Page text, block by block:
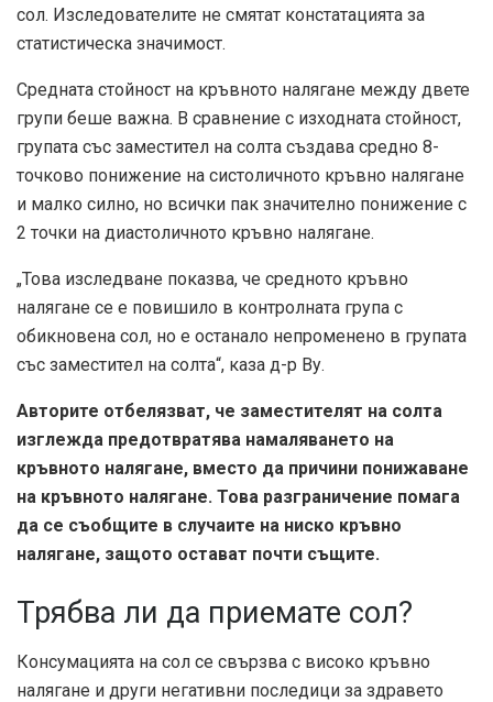
сол. Изследователите не смятат констатацията за
статистическа значимост.
Средната стойност на кръвното налягане между двете
групи беше важна. В сравнение с изходната стойност,
групата със заместител на солта създава средно 8-
точково понижение на систоличното кръвно налягане
и малко силно, но всички пак значително понижение с
2 точки на диастоличното кръвно налягане.
„Това изследване показва, че средното кръвно
налягане се е повишило в контролната група с
обикновена сол, но е останало непроменено в групата
със заместител на солта“, каза д-р Ву.
Авторите отбелязват, че заместителят на солта
изглежда предотвратява намаляването на
кръвното налягане, вместо да причини понижаване
на кръвното налягане. Това разграничение помага
да се съобщите в случаите на ниско кръвно
налягане, защото остават почти същите.
Трябва ли да приемате сол?
Консумацията на сол се свързва с високо кръвно
налягане и други негативни последици за здравето